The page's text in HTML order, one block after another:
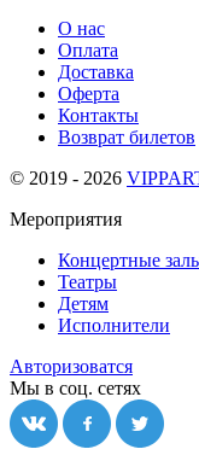
О нас
Оплата
Доставка
Оферта
Контакты
Возврат билетов
© 2019 - 2026
Мероприятия
Концертные
Театры
Детям
Исполнители
Авторизоватся
Мы в соц. сетях